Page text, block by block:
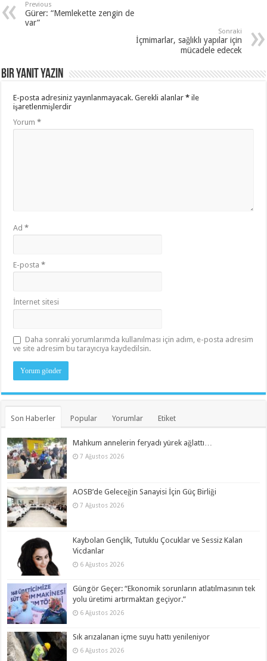
Previous
Gürer: “Memlekette zengin de
var”
Sonraki
İçmimarlar, sağlıklı yapılar için
mücadele edecek
Bir yanıt yazın
E-posta adresiniz yayınlanmayacak. Gerekli alanlar* ile
işaretlenmişlerdir
Yorum*
Ad*
E-posta*
İnternet sitesi
Daha sonraki yorumlarımda kullanılması için adım, e-posta adresim
ve site adresim bu tarayıcıya kaydedilsin.
Son Haberler Popular Yorumlar Etiket
Mahkum annelerin feryadı yürek ağlattı…
7 Ağustos 2026
AOSB’de Geleceğin Sanayisi İçin Güç Birliği
7 Ağustos 2026
Kaybolan Gençlik, Tutuklu Çocuklar ve Sessiz Kalan
Vicdanlar
6 Ağustos 2026
Güngör Geçer: “Ekonomik sorunların atlatılmasının tek
yolu üretimi artırmaktan geçiyor.”
6 Ağustos 2026
Sık arızalanan içme suyu hattı yenileniyor
6 Ağustos 2026